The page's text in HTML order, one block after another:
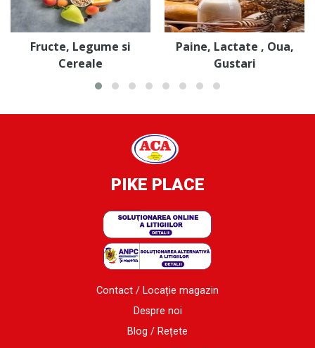
Fructe, Legume si
Cereale
Paine, Lactate , Oua,
Gustari
PIKE PLACE
Contact / Locație magazin
Despre noi
Blog / Rețete